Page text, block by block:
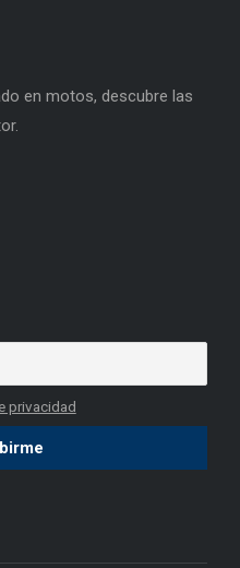
en motos, descubre las
privacidad